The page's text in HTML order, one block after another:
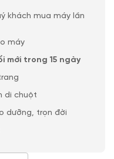
khách mua máy lần
máy
mới trong 15 ngày
di chuột
dưỡng, trọn đời